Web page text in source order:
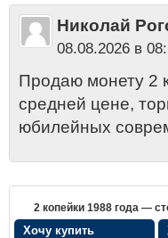
Николай
08.08.2026 в
Продаю монету 2
средней цене,
юбилейных
2 копейки 1988 года —
Хочу купить